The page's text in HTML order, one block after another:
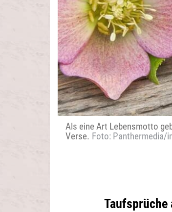
Als eine Art Lebensmotto
Verse. Foto: Panthermedia/
Taufsprüche